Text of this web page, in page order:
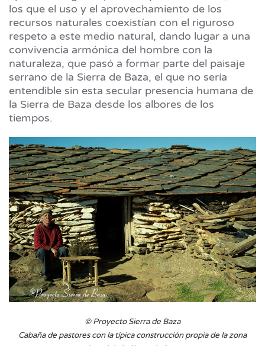
los que el uso y el aprovechamiento de los
recursos naturales coexistían con el riguroso
respeto a este medio natural, dando lugar a una
convivencia armónica del hombre con la
naturaleza, que pasó a formar parte del paisaje
serrano de la Sierra de Baza, el que no sería
entendible sin esta secular presencia humana de
la Sierra de Baza desde los albores de los
tiempos.
© Proyecto Sierra de Baza
Cabaña de pastores con la típica construcción propia de la zona